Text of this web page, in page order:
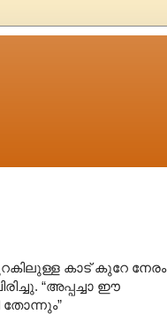
കാട് കുറേ നേരം
“അപ്പച്ചാ ഈ
തോന്നും”